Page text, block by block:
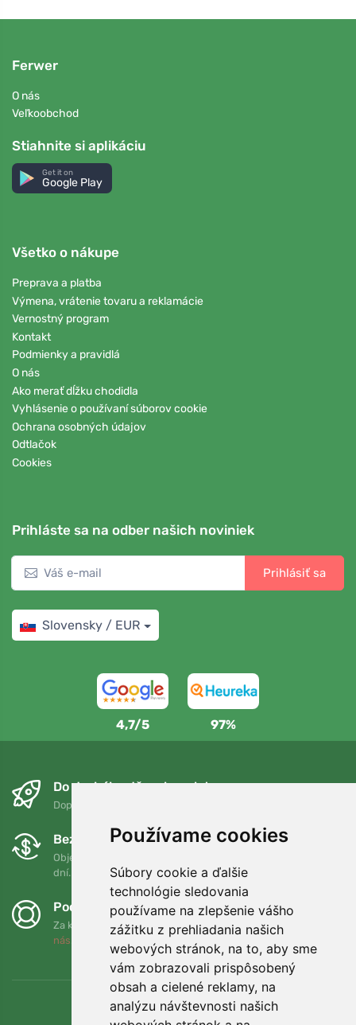
Používame cookies
Súbory cookie a ďalšie
technológie sledovania
používame na zlepšenie vášho
zážitku z prehliadania našich
webových stránok, na to, aby sme
vám zobrazovali prispôsobený
obsah a cielené reklamy, na
analýzu návštevnosti našich
Ferwer
O nás
Veľkoobchod
Stiahnite si aplikáciu
Get it on
Google Play
Všetko o nákupe
Preprava a platba
Výmena, vrátenie tovaru a reklamácie
Vernostný program
Kontakt
Podmienky a pravidlá
O nás
Ako merať dĺžku chodidla
Vyhlásenie o používaní súborov cookie
Ochrana osobných údajov
Odtlačok
Cookies
Prihláste sa na odber našich noviniek
Prihlásiť sa
Slovensky / EUR
4,7/5 97%
Do druhého dňa a bezplatne
Doprava zadarmo pri objednávkach nad 75 EUR
Bezplatná výmena a vrátenie tovaru
Objednávku môžete kedykoľvek vrátiť alebo vymeniť do 90
dní.
Podporujeme Trees.org
Za každú objednávku zasadíme strom! Prečítajte si viac
nás